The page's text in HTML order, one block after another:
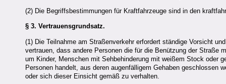
(2) Die Begriffsbestimmungen für Kraftfahrzeuge sind in den
§ 3. Vertrauensgrundsatz.
(1) Die Teilnahme am Straßenverkehr erfordert ständige Vorsicht
vertrauen, dass andere Personen die für die Benützung der
um Kinder, Menschen mit Sehbehinderung mit weißem Stock oder
Personen handelt, aus deren augenfälligem Gehaben
oder sich dieser Einsicht gemäß zu verhalten.